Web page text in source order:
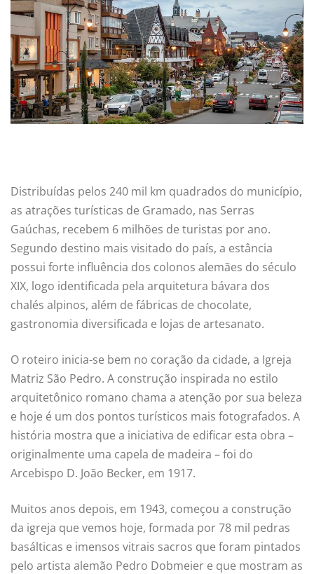
Distribuídas pelos 240 mil km quadrados do município,
as atrações turísticas de Gramado, nas Serras
Gaúchas, recebem 6 milhões de turistas por ano.
Segundo destino mais visitado do país, a estância
possui forte influência dos colonos alemães do século
XIX, logo identificada pela arquitetura bávara dos
chalés alpinos, além de fábricas de chocolate,
gastronomia diversificada e lojas de artesanato.
O roteiro inicia-se bem no coração da cidade, a Igreja
Matriz São Pedro. A construção inspirada no estilo
arquitetônico romano chama a atenção por sua beleza
e hoje é um dos pontos turísticos mais fotografados. A
história mostra que a iniciativa de edificar esta obra –
originalmente uma capela de madeira – foi do
Arcebispo D. João Becker, em 1917.
Muitos anos depois, em 1943, começou a construção
da igreja que vemos hoje, formada por 78 mil pedras
basálticas e imensos vitrais sacros que foram pintados
pelo artista alemão Pedro Dobmeier e que mostram as